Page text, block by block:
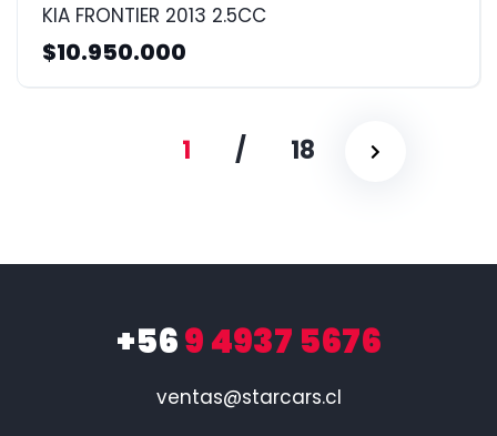
KIA FRONTIER 2013 2.5CC
$10.950.000
1 / 18
+569 4937 5676
ventas@starcars.cl